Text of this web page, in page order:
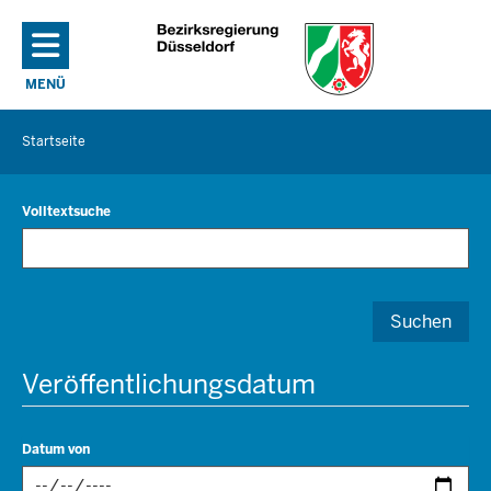
Direkt zum Inhalt
MENÜ
NAVIGATION AKTIVIEREN/DEAKTIVIEREN: HAUPTMENÜ
Sie
befinden
sich
hier
Startseite
Volltextsuche
Suchen
Veröffentlichungsdatum
Datum von